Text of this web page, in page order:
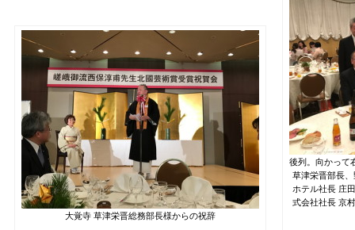
大覚寺 草津栄晋総務部長様からの祝辞
後列。向かって
草津栄晋部長
ホテル社長 庄
式会社社長 京